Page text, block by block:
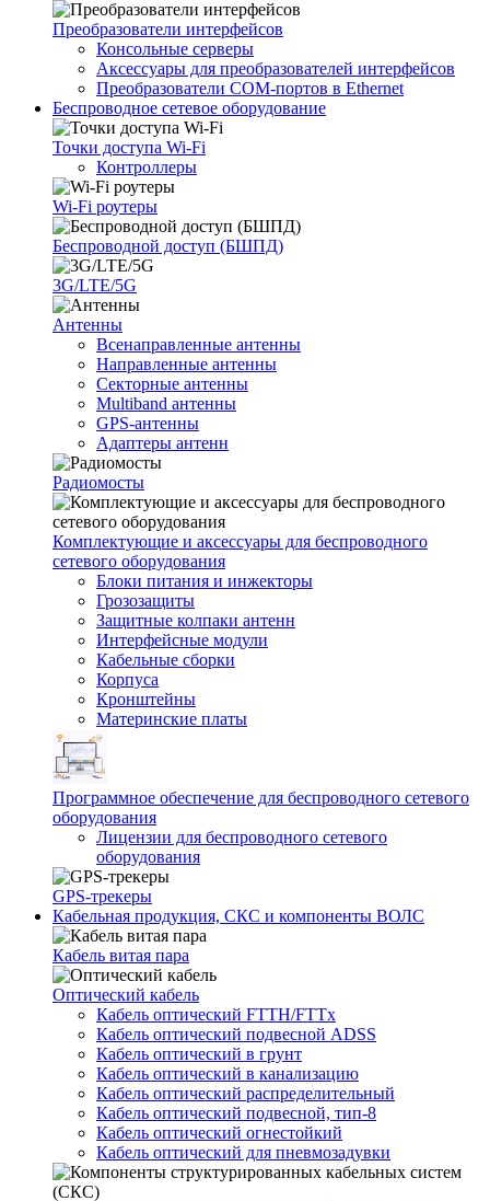
Преобразователи интерфейсов
Консольные серверы
Аксессуары для преобразователей интерфейсов
Преобразователи COM-портов в Ethernet
Беспроводное сетевое оборудование
Точки доступа Wi-Fi
Контроллеры
Wi-Fi роутеры
Беспроводной доступ (БШПД)
3G/LTE/5G
Антенны
Всенаправленные антенны
Направленные антенны
Секторные антенны
Multiband антенны
GPS-антенны
Адаптеры антенн
Радиомосты
Комплектующие и аксессуары для беспроводного
сетевого оборудования
Блоки питания и инжекторы
Грозозащиты
Защитные колпаки антенн
Интерфейсные модули
Кабельные сборки
Корпуса
Кронштейны
Материнские платы
Программное обеспечение для беспроводного сетевого
оборудования
Лицензии для беспроводного сетевого
оборудования
GPS-трекеры
Кабельная продукция, СКС и компоненты ВОЛС
Кабель витая пара
Оптический кабель
Кабель оптический FTTH/FTTx
Кабель оптический подвесной ADSS
Кабель оптический в грунт
Кабель оптический в канализацию
Кабель оптический распределительный
Кабель оптический подвесной, тип-8
Кабель оптический огнестойкий
Кабель оптический для пневмозадувки